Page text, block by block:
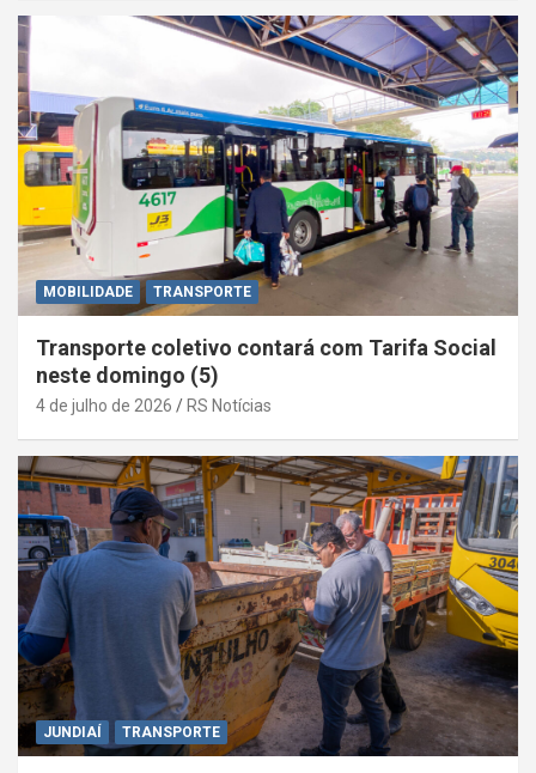
MOBILIDADE TRANSPORTE
Transporte coletivo contará com Tarifa Social
neste domingo (5)
4 de julho de 2026 RS Notícias
JUNDIAÍ TRANSPORTE